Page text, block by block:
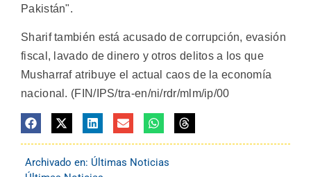
Pakistán".
Sharif también está acusado de corrupción, evasión
fiscal, lavado de dinero y otros delitos a los que
Musharraf atribuye el actual caos de la economía
nacional. (FIN/IPS/tra-en/ni/rdr/mlm/ip/00
Archivado en: Últimas Noticias